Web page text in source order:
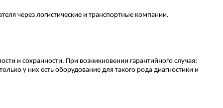
через логистические и транспортные компании.
и сохранности. При возникновении гарантийного случая:
у них есть оборудование для такого рода диагностики и